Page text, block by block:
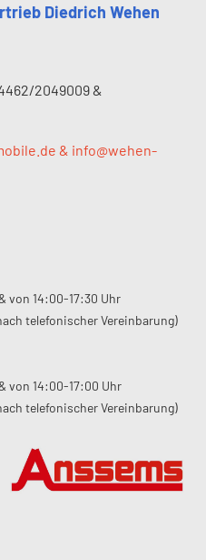
Diedrich Wehen
2049009 &
& info@wehen-
von 14:00-17:30 Uhr
telefonischer Vereinbarung)
von 14:00-17:00 Uhr
telefonischer Vereinbarung)